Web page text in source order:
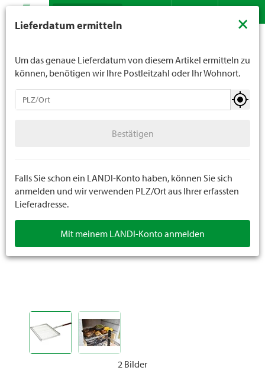
Suche
2 Bilder
Grills
Cheminée
Grillzubehör
Lieferdatum ermitteln ×
Um das genaue Lieferdatum von diesem Artikel ermitteln zu
können, benötigen wir Ihre Postleitzahl oder Ihr Wohnort.
Bestätigen
Falls Sie schon ein LANDI-Konto haben, können Sie sich
anmelden und wir verwenden PLZ/Ort aus Ihrer erfassten
Lieferadresse.
Mit meinem LANDI-Konto anmelden
unter 16 Jahren. Für Spirituosen gilt die Altersgrenze von
Sie uns verbindlich Ihr Alter an.